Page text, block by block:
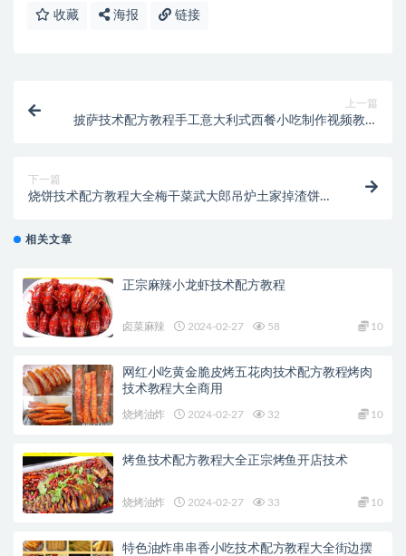
收藏 海报 链接
上一篇
披萨技术配方教程手工意大利式西餐小吃制作视频教学
下一篇
烧饼技术配方教程大全梅干菜武大郎吊炉土家掉渣饼制
相关文章
正宗麻辣小龙虾技术配方教程
卤菜麻辣 2024-02-27 58 10
网红小吃黄金脆皮烤五花肉技术配方教程烤肉
技术教程大全商用
烧烤油炸 2024-02-27 32 10
烤鱼技术配方教程大全正宗烤鱼开店技术
烧烤油炸 2024-02-27 33 10
特色油炸串串香小吃技术配方教程大全街边摆